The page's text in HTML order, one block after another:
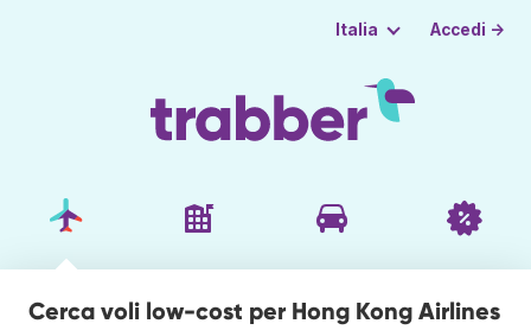
Italia Accedi →
Cerca voli low-cost per Hong Kong Airlines